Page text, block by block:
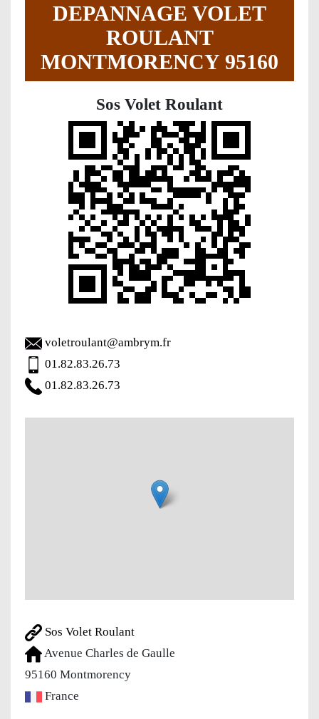
DEPANNAGE VOLET
ROULANT
MONTMORENCY 95160
Sos Volet Roulant
voletroulant@ambrym.fr
01.82.83.26.73
01.82.83.26.73
Sos Volet Roulant
Avenue Charles de Gaulle
95160 Montmorency
France